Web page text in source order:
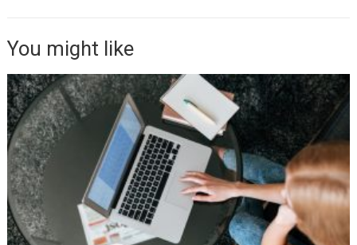
You might like